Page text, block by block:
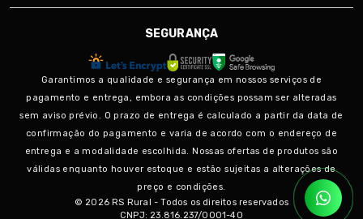
SEGURANÇA
Garantimos a qualidade e segurança em nossos serviços de
pagamento e entrega, embora as condições possam ser alteradas
sem aviso prévio. O prazo de entrega é calculado a partir da data de
confirmação do pagamento e varia de acordo com o endereço de
entrega e a modalidade escolhida. Nossas ofertas de produtos são
válidas enquanto houver estoque e estão sujeitas a alterações de
preço e condições.
© 2026 RS Rural - Todos os direitos reservados
CNPJ: 23.816.237/0001-40